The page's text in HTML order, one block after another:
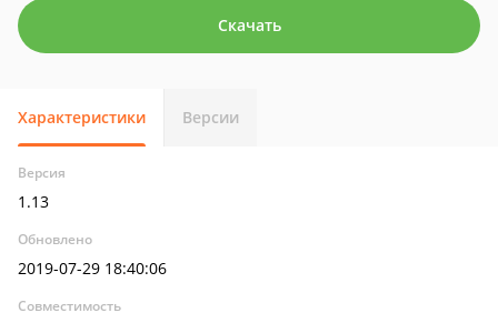
Скачать
Характеристики Версии
Версия
1.13
Обновлено
2019-07-29 18:40:06
Совместимость